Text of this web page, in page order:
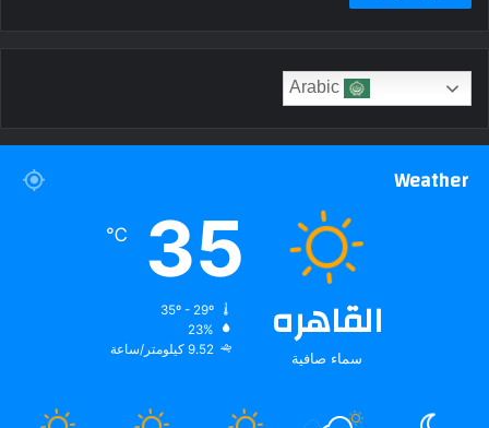
Weather
القاهره
سماء صافية
35
℃
23%
9.52 كيلومتر/ساعة